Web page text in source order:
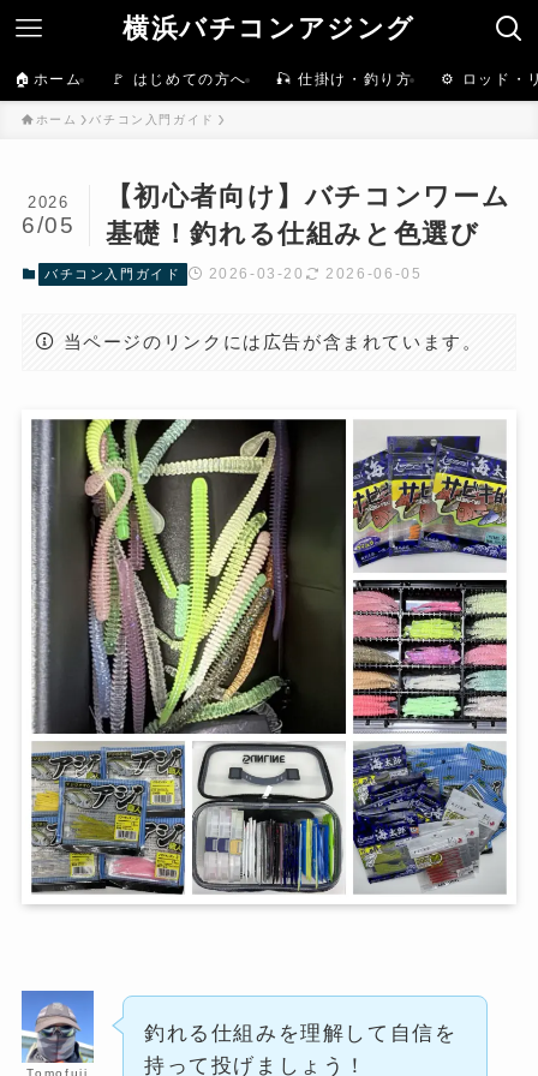
横浜バチコンアジング
🏠ホーム 🚩 はじめての方へ 🎣 仕掛け・釣り方 ⚙️ ロッド・
ホーム バチコン入門ガイド
【初心者向け】バチコンワーム
基礎！釣れる仕組みと色選び
2026
6/05
バチコン入門ガイド 2026-03-20 2026-06-05
当ページのリンクには広告が含まれています。
Tomofuji
釣れる仕組みを理解して自信を
持って投げましょう！